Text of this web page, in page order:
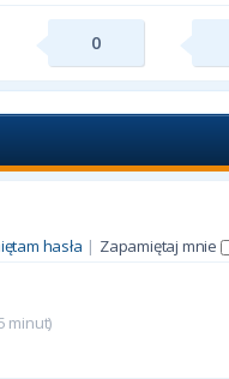
0
hasła | Zapamiętaj mnie
minut)